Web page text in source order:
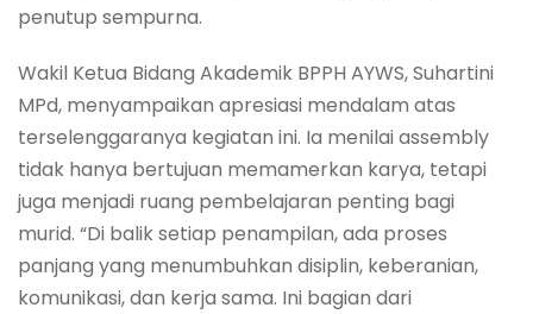
penutup sempurna.
Wakil Ketua Bidang Akademik BPPH AYWS, Suhartini
MPd, menyampaikan apresiasi mendalam atas
terselenggaranya kegiatan ini. Ia menilai assembly
tidak hanya bertujuan memamerkan karya, tetapi
juga menjadi ruang pembelajaran penting bagi
murid. “Di balik setiap penampilan, ada proses
panjang yang menumbuhkan disiplin, keberanian,
komunikasi, dan kerja sama. Ini bagian dari